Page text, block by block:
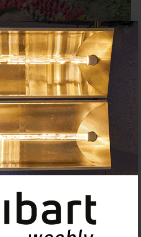
×
l@s
de la convocatoria
2022